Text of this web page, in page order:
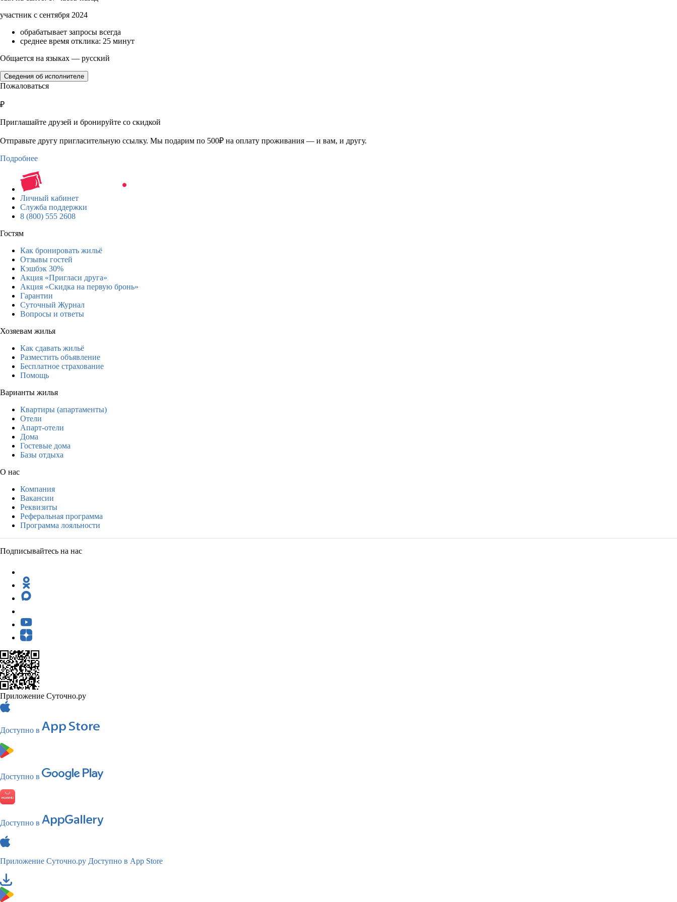
участник с сентября 2024
обрабатывает запросы всегда
среднее время отклика: 25 минут
Общается на языках — русский
Сведения об исполнителе
Пожаловаться
₽
Приглашайте друзей и бронируйте со скидкой
Отправьте другу пригласительную ссылку. Мы подарим по 500₽ на оплату проживания — и вам, и другу.
Подробнее
Личный кабинет
Служба поддержки
8 (800) 555 2608
Гостям
Как бронировать жильё
Отзывы гостей
Кэшбэк 30%
Акция «Пригласи друга»
Акция «Скидка на первую бронь»
Гарантии
Суточный Журнал
Вопросы и ответы
Хозяевам жилья
Как сдавать жильё
Разместить объявление
Бесплатное страхование
Помощь
Варианты жилья
Квартиры (апартаменты)
Отели
Апарт-отели
Дома
Гостевые дома
Базы отдыха
О нас
Компания
Вакансии
Реквизиты
Реферальная программа
Программа лояльности
Подписывайтесь на нас
Приложение Суточно.ру
Доступно в
Доступно в
Доступно в
Приложение Суточно.ру Доступно в App Store